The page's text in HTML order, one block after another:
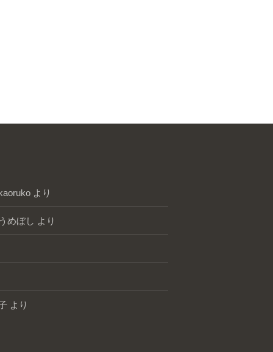
より
めぼし より
より